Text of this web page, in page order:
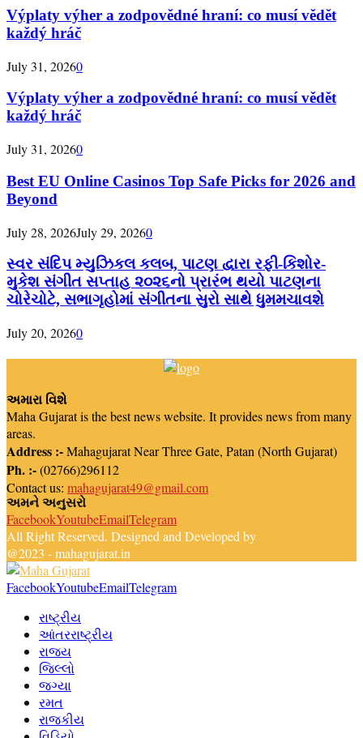
Výplaty výher a zodpovědné hraní: co musí vědět
každý hráč
July 31, 20260
Výplaty výher a zodpovědné hraní: co musí vědět
každý hráč
July 31, 20260
Best EU Online Casinos Top Safe Picks for 2026 and
Beyond
July 28, 2026July 29, 20260
સ્વર સંદિપ મ્યુઝિકલ કલબ, પાટણ દ્વારા રફી-કિશોર-
મુકેશ સંગીત સપ્તાહ ૨૦૨૬નો પ્રારંભ થયો પાટણના
ચોરેચોટે, સભાગૃહોમાં સંગીતના સુરો સાથે ધુમમચાવશે
July 20, 20260
અમારા વિશે
Maha Gujarat is the best news website. It provides news from many
areas.
Address :-Mahagujarat Near Three Gate, Patan (North Gujarat)
Ph. :-(02766)296112
Contact us: mahagujarat49@gmail.com
અમને અનુસરો
FacebookYoutubeEmailTelegram
All Right Reserved. Designed and Developed by
@2023 - mahagujarat.in
FacebookYoutubeEmailTelegram
રાષ્ટ્રીય
આંતરરાષ્ટ્રીય
રાજ્ય
જિલ્લો
જગ્યા
રમત
રાજકીય